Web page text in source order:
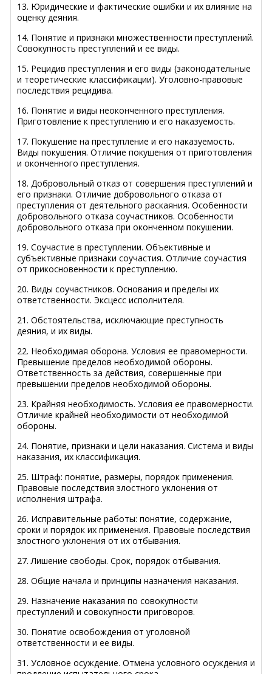
13. Юридические и фактические ошибки и их влияние на
оценку деяния.
14. Понятие и признаки множественности преступлений.
Совокупность преступлений и ее виды.
15. Рецидив преступления и его виды (законодательные
и теоретические классификации). Уголовно-правовые
последствия рецидива.
16. Понятие и виды неоконченного преступления.
Приготовление к преступлению и его наказуемость.
17. Покушение на преступление и его наказуемость.
Виды покушения. Отличие покушения от приготовления
и оконченного преступления.
18. Добровольный отказ от совершения преступлений и
его признаки. Отличие добровольного отказа от
преступления от деятельного раскаяния. Особенности
добровольного отказа соучастников. Особенности
добровольного отказа при оконченном покушении.
19. Соучастие в преступлении. Объективные и
субъективные признаки соучастия. Отличие соучастия
от прикосновенности к преступлению.
20. Виды соучастников. Основания и пределы их
ответственности. Эксцесс исполнителя.
21. Обстоятельства, исключающие преступность
деяния, и их виды.
22. Необходимая оборона. Условия ее правомерности.
Превышение пределов необходимой обороны.
Ответственность за действия, совершенные при
превышении пределов необходимой обороны.
23. Крайняя необходимость. Условия ее правомерности.
Отличие крайней необходимости от необходимой
обороны.
24. Понятие, признаки и цели наказания. Система и виды
наказания, их классификация.
25. Штраф: понятие, размеры, порядок применения.
Правовые последствия злостного уклонения от
исполнения штрафа.
26. Исправительные работы: понятие, содержание,
сроки и порядок их применения. Правовые последствия
злостного уклонения от их отбывания.
27. Лишение свободы. Срок, порядок отбывания.
28. Общие начала и принципы назначения наказания.
29. Назначение наказания по совокупности
преступлений и совокупности приговоров.
30. Понятие освобождения от уголовной
ответственности и ее виды.
31. Условное осуждение. Отмена условного осуждения и